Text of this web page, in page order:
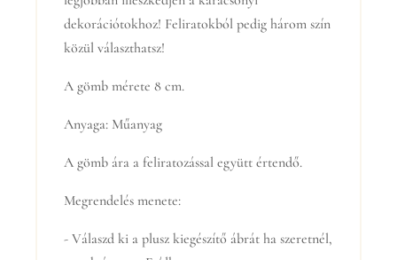
dekorációtokhoz! Feliratokból pedig három szín
közül választhatsz!
A gömb mérete 8 cm.
Anyaga: Műanyag
A gömb ára a feliratozással együtt értendő.
Megrendelés menete:
- Válaszd ki a plusz kiegészítő ábrát ha szeretnél,